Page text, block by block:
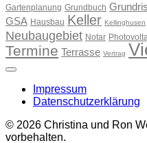
Gartenplanung Grundbuch
GSA Hausbau Keller Kellinghusen
Neubaugebiet Notar
Termine Terrasse Vertrag
Impressum
Datenschutzerklärung
© 2026 Christina und Ron
vorbehalten.